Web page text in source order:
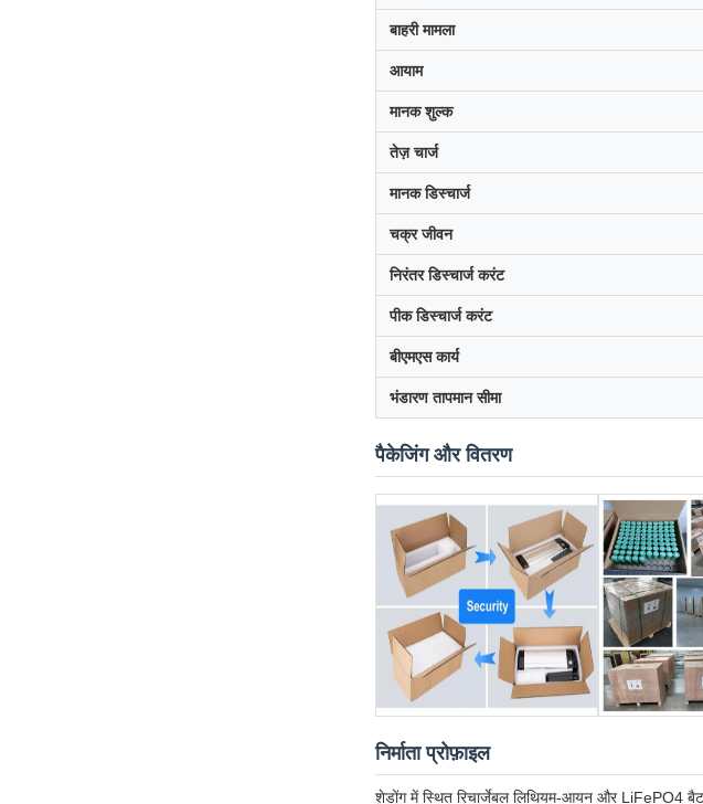
बाहरी मामला
आयाम
मानक शुल्क
तेज़ चार्ज
मानक डिस्चार्ज
चक्र जीवन
निरंतर डिस्चार्ज करंट
पीक डिस्चार्ज करंट
बीएमएस कार्य
भंडारण तापमान सीमा
पैकेजिंग और वितरण
निर्माता प्रोफ़ाइल
शेडोंग में स्थित रिचार्जेबल लिथियम-आयन और LiFePO4